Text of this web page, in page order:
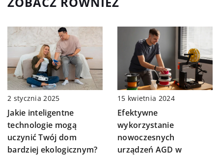
2 stycznia 2025
Jakie inteligentne
technologie mogą
uczynić Twój dom
bardziej ekologicznym?
15 kwietnia 2024
Efektywne
wykorzystanie
nowoczesnych
urządzeń AGD w